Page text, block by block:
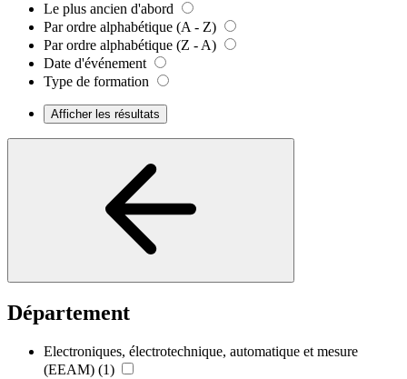
Le plus ancien d'abord
Par ordre alphabétique (A - Z)
Par ordre alphabétique (Z - A)
Date d'événement
Type de formation
Afficher les résultats
Département
Electroniques, électrotechnique, automatique et mesure
(EEAM) (1)